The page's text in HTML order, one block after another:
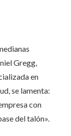
Gregg,
en
se lamenta:
con
del talón».